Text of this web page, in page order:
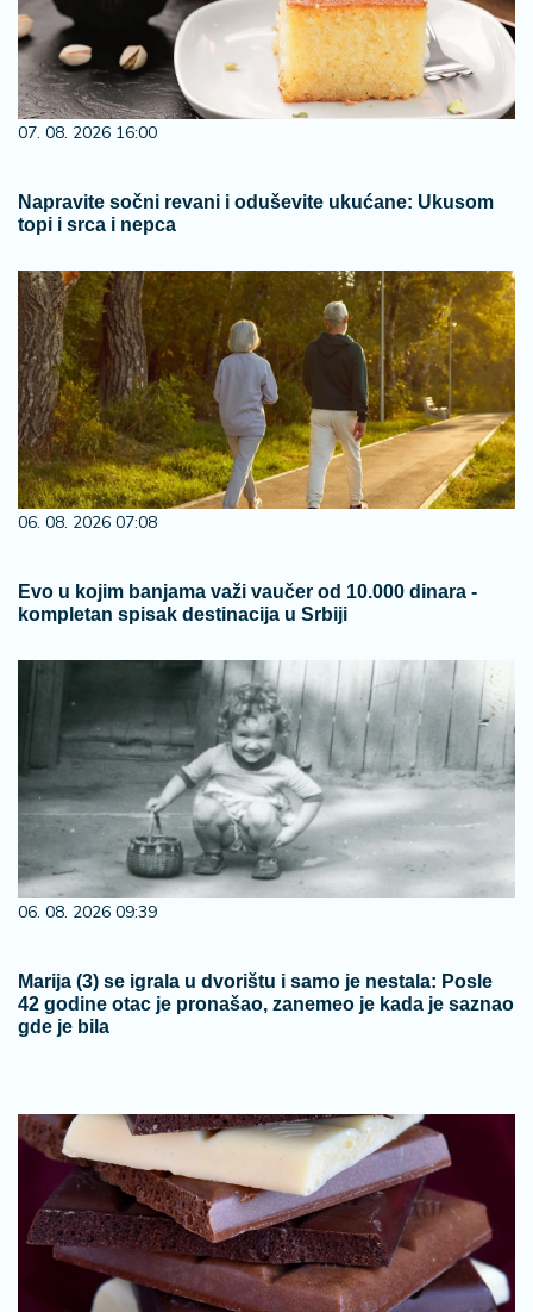
07. 08. 2026 16:00
Napravite sočni revani i oduševite ukućane: Ukusom
topi i srca i nepca
06. 08. 2026 07:08
Evo u kojim banjama važi vaučer od 10.000 dinara -
kompletan spisak destinacija u Srbiji
06. 08. 2026 09:39
Marija (3) se igrala u dvorištu i samo je nestala: Posle
42 godine otac je pronašao, zanemeo je kada je saznao
gde je bila